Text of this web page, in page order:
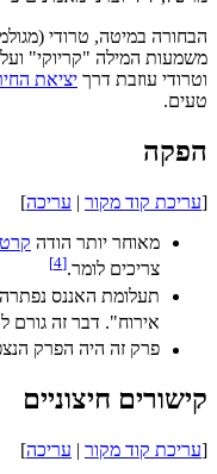
הבחורה במיטה, טרודי
משמעות המילה "קריוקי"
וטרודי עוזבת דרך יציאת
טעים.
הפקה
[עריכת קוד מקור | עריכה]
מאוחר יותר הודה
צריכים לומר.[
4
]
תעלומת האננס
אירוח". דבר זה גורם
פרק זה היה הפרק
קישורים חיצוניים
[עריכת קוד מקור | עריכה]